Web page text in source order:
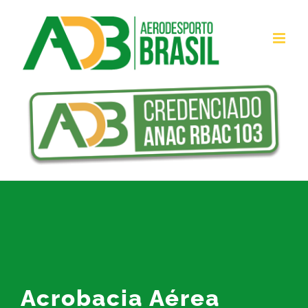
Acrobacia Aérea